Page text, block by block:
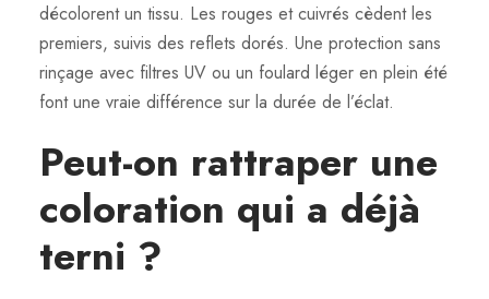
décolorent un tissu. Les rouges et cuivrés cèdent les
premiers, suivis des reflets dorés. Une protection sans
rinçage avec filtres UV ou un foulard léger en plein été
font une vraie différence sur la durée de l’éclat.
Peut-on rattraper une
coloration qui a déjà
terni ?